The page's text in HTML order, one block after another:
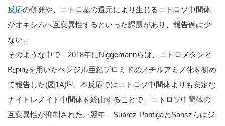
反応の併発や、ニトロ基の還元により生じるニトロソ中間体
がオキシムへ互変異性するといった課題があり、報告例は少
ない。
そのような中で、2018年にNiggemannらは、ニトロメタンと
B2pin2を用いたベンジル亜鉛ブロミドのメチルアミノ化を初め
て報告した(図1A)[1]。本反応ではニトロソ中間体よりも安定な
ナイトレノイド中間体を経由することで、ニトロソ中間体の
互変異性が抑制された。翌年、Suárez-PantigaとSanszらはジ